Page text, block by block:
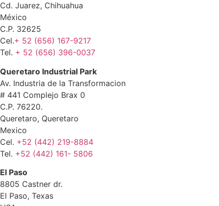
Cd. Juarez, Chihuahua
México
C.P. 32625
Cel.+ 52 (656) 167-9217
Tel. + 52 (656) 396-0037
Queretaro Industrial Park
Av. Industria de la Transformacion
# 441 Complejo Brax 0
C.P. 76220.
Queretaro, Queretaro
Mexico
Cel. +52 (442) 219-8884
Tel. +52 (442) 161- 5806
El Paso
8805 Castner dr.
El Paso, Texas